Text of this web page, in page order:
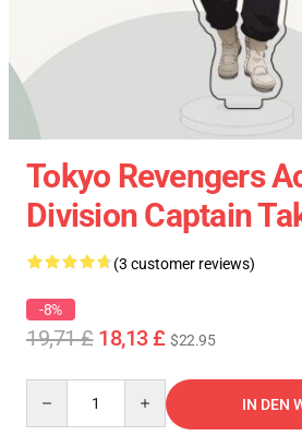
Tokyo Revengers
Division Captain
(3 customer reviews)
-8%
19,71 £ 18,13 £ $22.95
IN DEN